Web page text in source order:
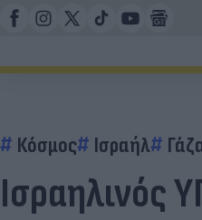
Κόσμος Ισραήλ
Ισραηλινός